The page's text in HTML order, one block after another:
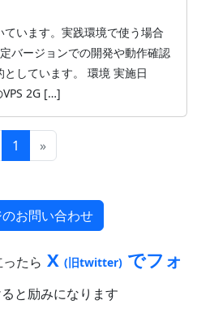
います。実践環境で使う場合
バージョンでの開発や動作確認
しています。 環境 実施日
2G […]
1 »
お問い合わせ
たら X (旧twitter) でフォ
と励みになります